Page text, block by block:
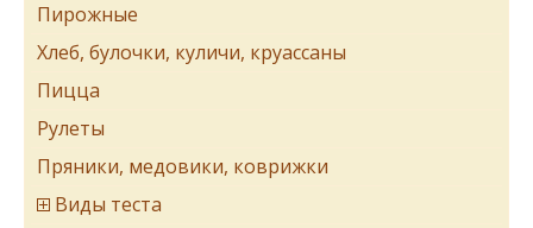
Пирожные
Хлеб, булочки, куличи, круассаны
Пицца
Рулеты
Пряники, медовики, коврижки
Виды теста